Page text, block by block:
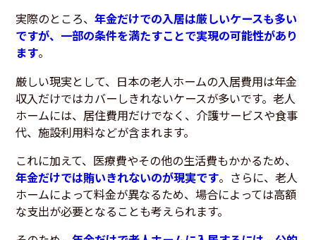
実際のところ、年金だけでの入居は厳しいケースも多い
ですが、一部の条件を満たすことで実現の可能性があり
ます。
厳しい現実として、日本の老人ホームの入居費用は年金
収入だけではカバーしきれないケースが多いです。老人
ホームには、居住費用だけでなく、介護サービスや食事
代、施設利用料などが含まれます。
これに加えて、医療費やその他の生活費もかかるため、
年金だけでは賄いきれないのが現実です。さらに、老人
ホームによって料金が異なるため、場合によっては高額
な支出が必要となることも考えられます。